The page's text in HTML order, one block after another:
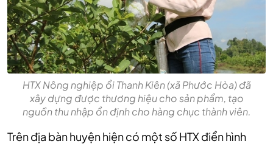
HTX Nông nghiệp ổi Thanh Kiên (xã Phước Hòa) đã
xây dựng được thương hiệu cho sản phẩm, tạo
nguồn thu nhập ổn định cho hàng chục thành viên.
Trên địa bàn huyện hiện có một số HTX điển hình